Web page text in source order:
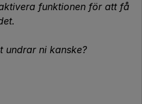
funktionen för att få
undrar ni kanske?